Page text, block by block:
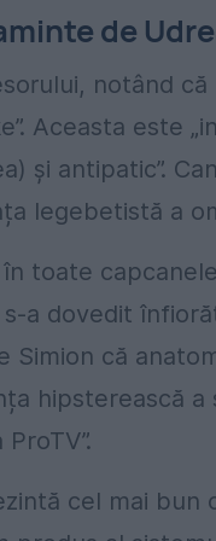
de
notând
Aceasta este
și antipatic”.
legebetistă a
toate
s-a dovedit
că
hipsterească
cel mai bun